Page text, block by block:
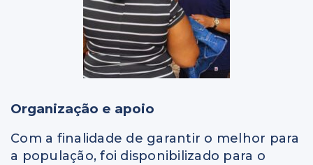
Organização e apoio
Com a finalidade de garantir o melhor para
a população, foi disponibilizado para o